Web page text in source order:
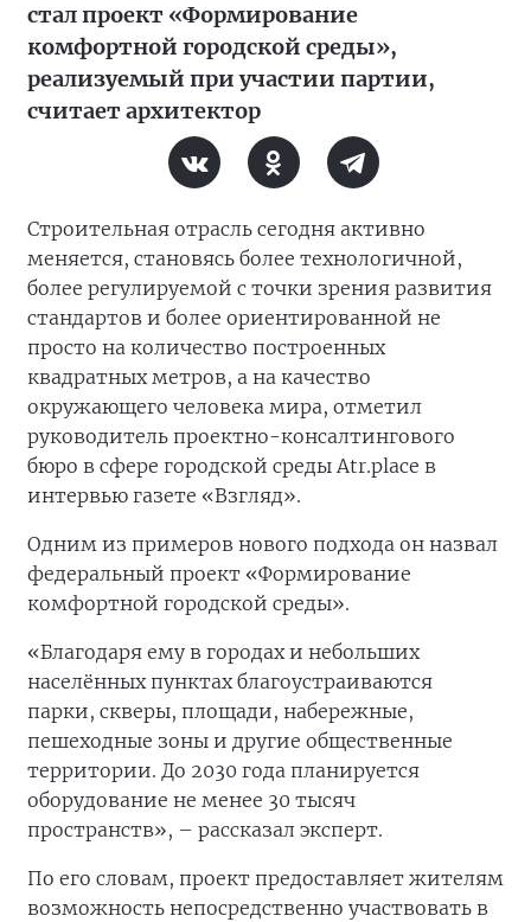
стал проект «Формирование
комфортной городской среды»,
реализуемый при участии партии,
считает архитектор
Строительная отрасль сегодня активно
меняется, становясь более технологичной,
более регулируемой с точки зрения развития
стандартов и более ориентированной не
просто на количество построенных
квадратных метров, а на качество
окружающего человека мира, отметил
руководитель проектно-консалтингового
бюро в сфере городской среды Atr.place в
интервью газете «Взгляд».
Одним из примеров нового подхода он назвал
федеральный проект «Формирование
комфортной городской среды».
«Благодаря ему в городах и небольших
населённых пунктах благоустраиваются
парки, скверы, площади, набережные,
пешеходные зоны и другие общественные
территории. До 2030 года планируется
оборудование не менее 30 тысяч
пространств», – рассказал эксперт.
По его словам, проект предоставляет жителям
возможность непосредственно участвовать в